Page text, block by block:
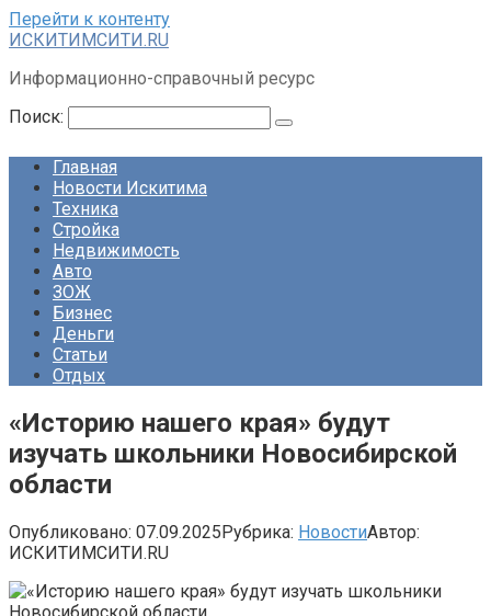
Перейти к контенту
ИСКИТИМСИТИ.RU
Информационно-справочный ресурс
Поиск:
Главная
Новости Искитима
Техника
Стройка
Недвижимость
Авто
ЗОЖ
Бизнес
Деньги
Статьи
Отдых
«Историю нашего края» будут
изучать школьники Новосибирской
области
Опубликовано: 07.09.2025Рубрика: НовостиАвтор:
ИСКИТИМСИТИ.RU